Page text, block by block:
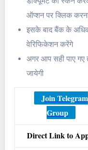
ऑप्शन पर क्लिक करना
इसके बाद बैंक के
वेरिफिकेशन करेंगे
अगर आप सही पाए
जायेगी
Join Telegram
Group
Direct Link to